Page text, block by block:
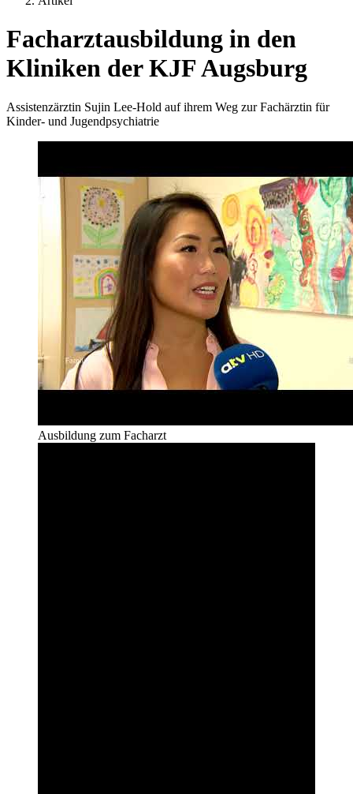
Facharztausbildung in den
Kliniken der KJF Augsburg
Assistenzärztin Sujin Lee-Hold auf ihrem Weg zur Fachärztin für
Kinder- und Jugendpsychiatrie
Ausbildung zum Facharzt